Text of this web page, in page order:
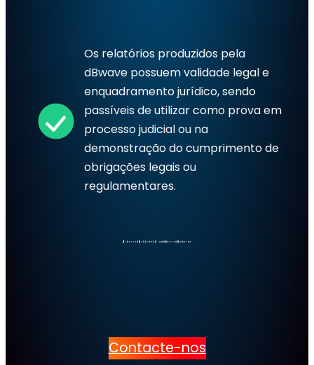
Os relatórios produzidos pela
dBwave possuem validade legal e
enquadramento jurídico, sendo
passíveis de utilizar como prova em
processo judicial ou na
demonstração do cumprimento de
obrigações legais ou
regulamentares.
Contacte-nos